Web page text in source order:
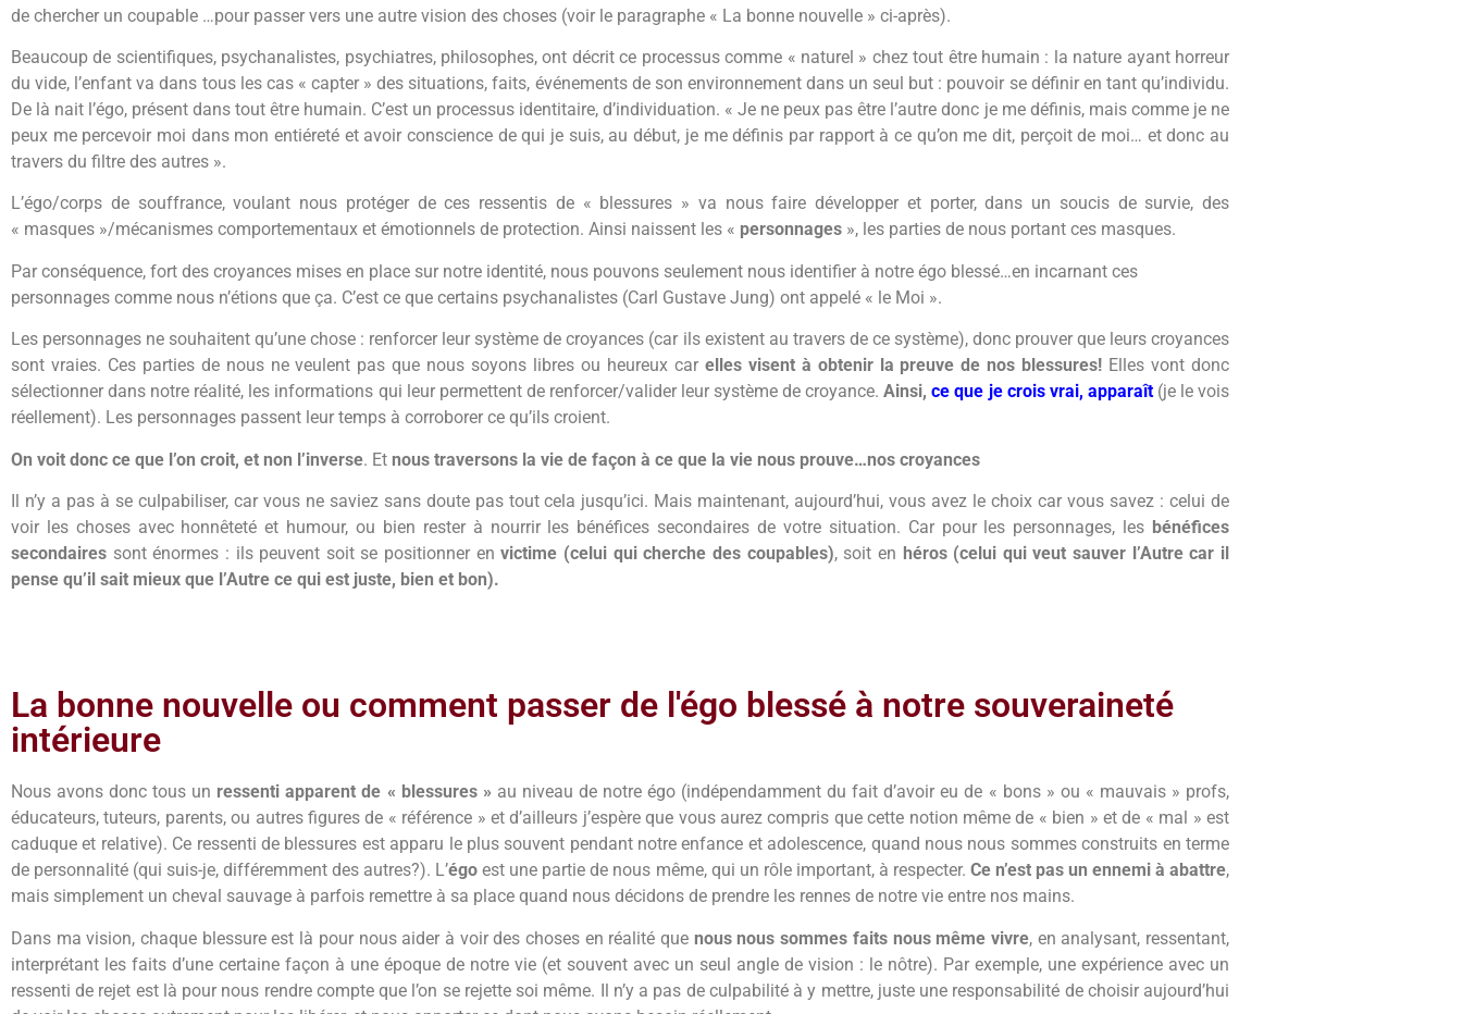
de chercher un coupable …pour passer vers une autre vision des choses (voir le paragraphe « La bonne nouvelle » ci-après).
Beaucoup de scientifiques, psychanalistes, psychiatres, philosophes, ont décrit ce processus comme « naturel » chez tout être humain : la nature ayant horreur
du vide, l’enfant va dans tous les cas « capter » des situations, faits, événements de son environnement dans un seul but : pouvoir se définir en tant qu’individu.
De là nait l’égo, présent dans tout être humain. C’est un processus identitaire, d’individuation. « Je ne peux pas être l’autre donc je me définis, mais comme je ne
peux me percevoir moi dans mon entiéreté et avoir conscience de qui je suis, au début, je me définis par rapport à ce qu’on me dit, perçoit de moi… et donc au
travers du filtre des autres ».
L’égo/corps de souffrance, voulant nous protéger de ces ressentis de « blessures » va nous faire développer et porter, dans un soucis de survie, des
« masques »/mécanismes comportementaux et émotionnels de protection. Ainsi naissent les « personnages », les parties de nous portant ces masques.
Par conséquence, fort des croyances mises en place sur notre identité, nous pouvons seulement nous identifier à notre égo blessé…en incarnant ces
personnages comme nous n’étions que ça. C’est ce que certains psychanalistes (Carl Gustave Jung) ont appelé « le Moi ».
Les personnages ne souhaitent qu’une chose : renforcer leur système de croyances (car ils existent au travers de ce système), donc prouver que leurs croyances
sont vraies. Ces parties de nous ne veulent pas que nous soyons libres ou heureux car elles visent à obtenir la preuve de nos blessures! Elles vont donc
sélectionner dans notre réalité, les informations qui leur permettent de renforcer/valider leur système de croyance.Ainsi,ce que je crois vrai, apparaît(je le vois
réellement). Les personnages passent leur temps à corroborer ce qu’ils croient.
On voit donc ce que l’on croit, et non l’inverse. Et nous traversons la vie de façon à ce que la vie nous prouve…nos croyances
Il n’y a pas à se culpabiliser, car vous ne saviez sans doute pas tout cela jusqu’ici. Mais maintenant, aujourd’hui, vous avez le choix car vous savez : celui de
voir les choses avec honnêteté et humour, ou bien rester à nourrir les bénéfices secondaires de votre situation. Car pour les personnages, les bénéfices
secondaires sont énormes : ils peuvent soit se positionner envictime (celui qui cherche des coupables), soit en héros (celui qui veut sauver l’Autre car il
pense qu’il sait mieux que l’Autre ce qui est juste, bien et bon).
La bonne nouvelle ou comment passer de l'égo blessé à notre souveraineté
intérieure
Nous avons donc tous un ressenti apparent de « blessures » au niveau de notre égo (indépendamment du fait d’avoir eu de « bons » ou « mauvais » profs,
éducateurs, tuteurs, parents, ou autres figures de « référence » et d’ailleurs j’espère que vous aurez compris que cette notion même de « bien » et de « mal » est
caduque et relative). Ce ressenti de blessures est apparu le plus souvent pendant notre enfance et adolescence, quand nous nous sommes construits en terme
de personnalité (qui suis-je, différemment des autres?). L’égo est une partie de nous même, qui un rôle important, à respecter. Ce n’est pas un ennemi à abattre,
mais simplement un cheval sauvage à parfois remettre à sa place quand nous décidons de prendre les rennes de notre vie entre nos mains.
Dans ma vision, chaque blessure est là pour nous aider à voir des choses en réalité que nous nous sommes faits nous même vivre, en analysant, ressentant,
interprétant les faits d’une certaine façon à une époque de notre vie (et souvent avec un seul angle de vision : le nôtre). Par exemple, une expérience avec un
ressenti de rejet est là pour nous rendre compte que l’on se rejette soi même. Il n’y a pas de culpabilité à y mettre, juste une responsabilité de choisir aujourd’hui